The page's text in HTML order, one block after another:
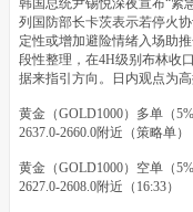
列国防部长卡茨表示若停火
定性或增加避险情绪入场助
段性整理，在4H级别布林收
据来指引方向。日内观点为高
黄金（GOLD1000）多单（
2637.0-2660.0附近（策略单）
黄金（GOLD1000）空单（
2627.0-2608.0附近（16:33）